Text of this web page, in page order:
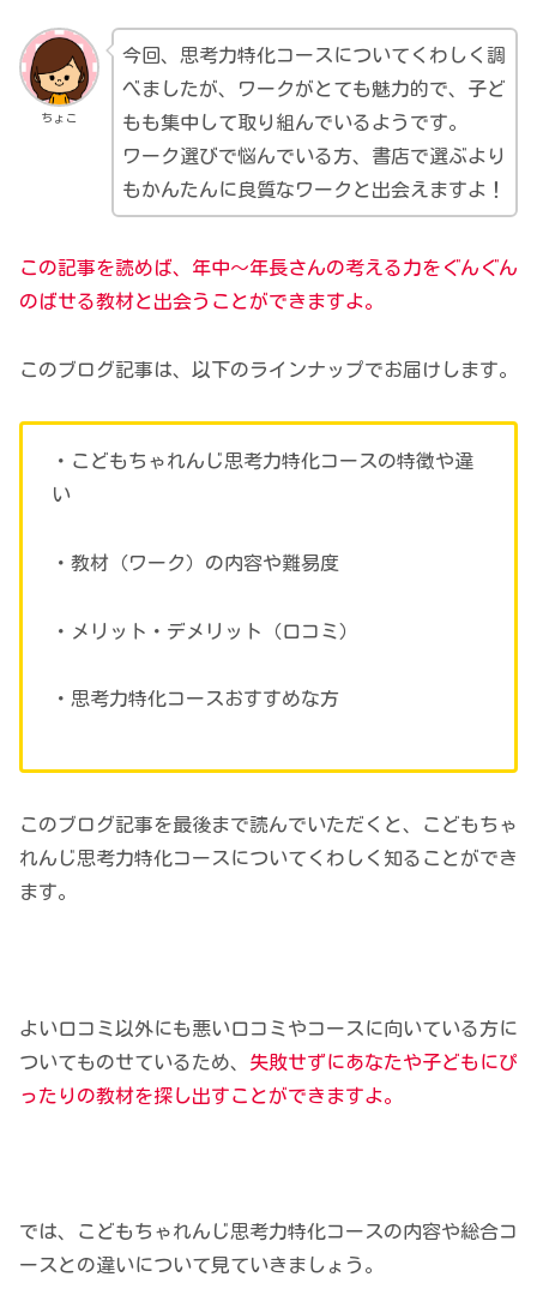
ちょこ
今回、思考力特化コースについてくわしく調
べましたが、ワークがとても魅力的で、子ど
もも集中して取り組んでいるようです。
ワーク選びで悩んでいる方、書店で選ぶより
もかんたんに良質なワークと出会えますよ！
この記事を読めば、年中～年長さんの考える力をぐんぐん
のばせる教材と出会うことができますよ。
このブログ記事は、以下のラインナップでお届けします。
・こどもちゃれんじ思考力特化コースの特徴や違
い
・教材（ワーク）の内容や難易度
・メリット・デメリット（口コミ）
・思考力特化コースおすすめな方
このブログ記事を最後まで読んでいただくと、こどもちゃ
れんじ思考力特化コースについてくわしく知ることができ
ます。
よい口コミ以外にも悪い口コミやコースに向いている方に
ついてものせているため、 失敗せずにあなたや子どもにぴ
ったりの教材を探し出すことができますよ。
では、こどもちゃれんじ思考力特化コースの内容や総合コ
ースとの違いについて見ていきましょう。